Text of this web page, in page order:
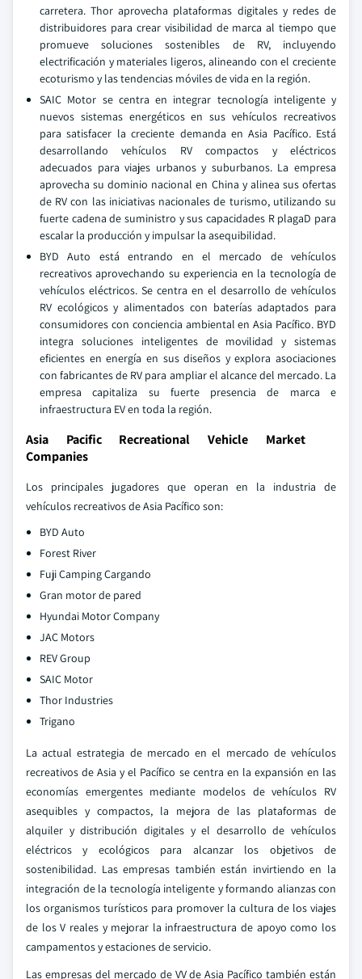
carretera. Thor aprovecha plataformas digitales y redes de
distribuidores para crear visibilidad de marca al tiempo que
promueve soluciones sostenibles de RV, incluyendo
electrificación y materiales ligeros, alineando con el creciente
ecoturismo y las tendencias móviles de vida en la región.
SAIC Motor se centra en integrar tecnología inteligente y
nuevos sistemas energéticos en sus vehículos recreativos
para satisfacer la creciente demanda en Asia Pacífico. Está
desarrollando vehículos RV compactos y eléctricos
adecuados para viajes urbanos y suburbanos. La empresa
aprovecha su dominio nacional en China y alinea sus ofertas
de RV con las iniciativas nacionales de turismo, utilizando su
fuerte cadena de suministro y sus capacidades R plagaD para
escalar la producción y impulsar la asequibilidad.
BYD Auto está entrando en el mercado de vehículos
recreativos aprovechando su experiencia en la tecnología de
vehículos eléctricos. Se centra en el desarrollo de vehículos
RV ecológicos y alimentados con baterías adaptados para
consumidores con conciencia ambiental en Asia Pacífico. BYD
integra soluciones inteligentes de movilidad y sistemas
eficientes en energía en sus diseños y explora asociaciones
con fabricantes de RV para ampliar el alcance del mercado. La
empresa capitaliza su fuerte presencia de marca e
infraestructura EV en toda la región.
Asia Pacific Recreational Vehicle Market
Companies
Los principales jugadores que operan en la industria de
vehículos recreativos de Asia Pacífico son:
BYD Auto
Forest River
Fuji Camping Cargando
Gran motor de pared
Hyundai Motor Company
JAC Motors
REV Group
SAIC Motor
Thor Industries
Trigano
La actual estrategia de mercado en el mercado de vehículos
recreativos de Asia y el Pacífico se centra en la expansión en las
economías emergentes mediante modelos de vehículos RV
asequibles y compactos, la mejora de las plataformas de
alquiler y distribución digitales y el desarrollo de vehículos
eléctricos y ecológicos para alcanzar los objetivos de
sostenibilidad. Las empresas también están invirtiendo en la
integración de la tecnología inteligente y formando alianzas con
los organismos turísticos para promover la cultura de los viajes
de los V reales y mejorar la infraestructura de apoyo como los
campamentos y estaciones de servicio.
Las empresas del mercado de VV de Asia Pacífico también están